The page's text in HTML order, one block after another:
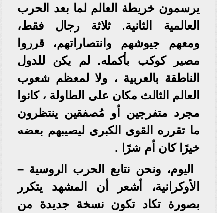
يرسمون خريطة العالم لما بعد الحرب
العالمية الثانية. ثلاثة رجال فقط،
ومعهم جيوشهم وانتصاراتهم، قرروا
مصير كوكب بأكمله. لم يكن للدول
الناطقة بالعربية ، ولا لمعظم شعوب
العالم الثالث مكان على الطاولة ، كانوا
مجرد متفرجين أو مُصفقين ينتظرون
ما تقرره القوى الكبرى ليصيبهم بعضه
خيرًا كان أم شرًا .
اليوم، ونحن نتابع الحرب الروسية –
الأوكرانية، أشعر أن المشهد يتكرر
بصورة تكاد تكون نسخة جديدة من